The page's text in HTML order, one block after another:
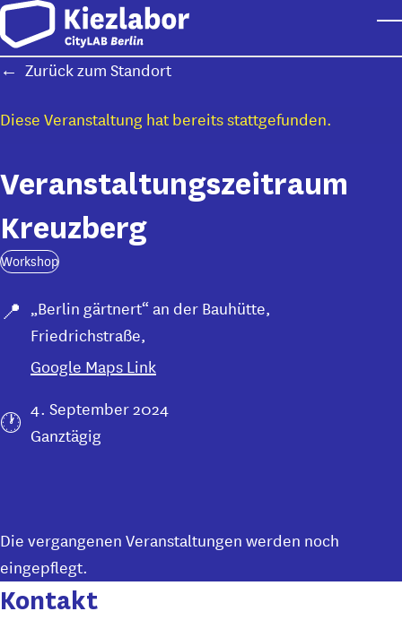
Skip to main content
Zurück zum Standort
Diese Veranstaltung hat bereits stattgefunden.
Veranstaltungszeitraum
Kreuzberg
Workshop
„Berlin gärtnert“ an der Bauhütte,
Friedrichstraße,
Google Maps Link
4. September 2024
Ganztägig
Die vergangenen Veranstaltungen werden noch
eingepflegt.
Kontakt